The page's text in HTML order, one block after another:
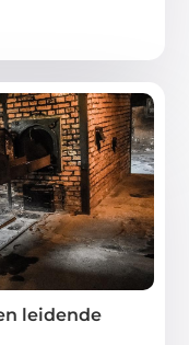
leidende